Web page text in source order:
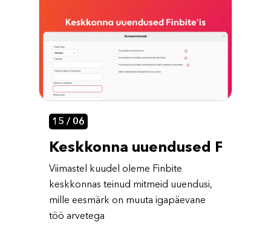
15 / 06
Keskkonna uuendused
Viimastel kuudel oleme Finbite
keskkonnas teinud mitmeid uuendusi,
mille eesmärk on muuta igapäevane
töö arvetega